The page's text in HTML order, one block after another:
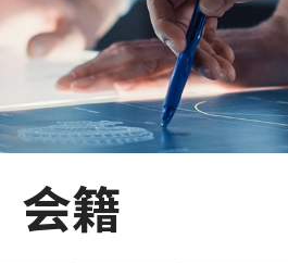
主页
技术商品化
会籍